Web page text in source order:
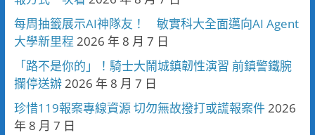
每周抽籤展示AI神隊友！ 敏實科大全面邁向AI Agent
大學新里程 2026 年 8 月 7 日
「路不是你的」！騎士大鬧城鎮韌性演習 前鎮警鐵腕
攔停送辦2026 年 8 月 7 日
珍惜119報案專線資源 切勿無故撥打或謊報案件2026
年 8 月 7 日